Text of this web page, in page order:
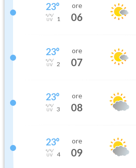
23°
1
ore
06
23°
2
ore
07
23°
3
ore
08
23°
4
ore
09